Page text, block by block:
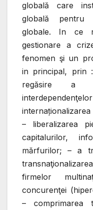
globală care
globală pentru
globale. In ce
gestionare a
fenomen şi un
in principal, prin
regăsire a
– liberalizarea
capitalurilor,
mărfurilor; – a
firmelor
concurenţei
– comprimarea